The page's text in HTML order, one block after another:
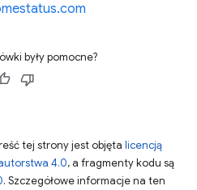
były pomocne?
tej strony jest objęta licencją
4.0, a fragmenty kodu są
. Szczegółowe informacje na ten